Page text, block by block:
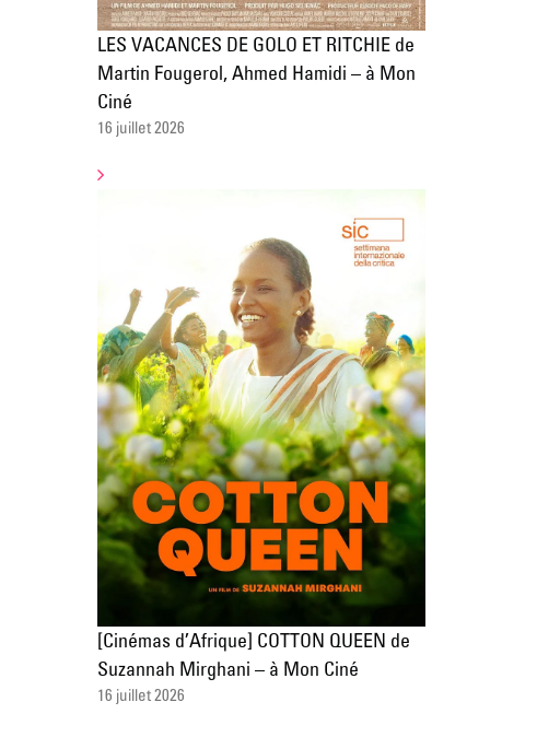
LES VACANCES DE GOLO ET RITCHIE de
Martin Fougerol, Ahmed Hamidi – à Mon
Ciné
16 juillet 2026
[Cinémas d’Afrique] COTTON QUEEN de
Suzannah Mirghani – à Mon Ciné
16 juillet 2026